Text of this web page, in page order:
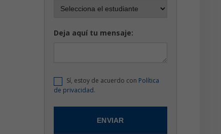
Deja aquí tu mensaje:
Sí, estoy de acuerdo con Política
de privacidad.